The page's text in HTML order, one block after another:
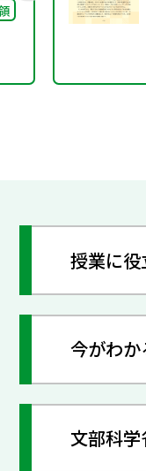
授業に
今がわか
文部科学